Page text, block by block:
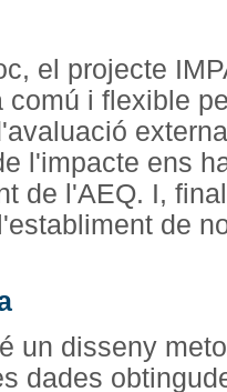
el projecte
comú i flexible
l'impacte ens
de l'AEQ. I,
de
un disseny
dades